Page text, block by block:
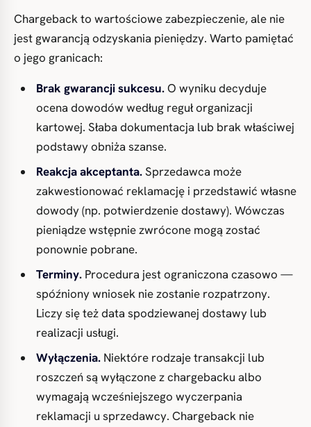
Chargeback to wartościowe zabezpieczenie, ale nie
jest gwarancją odzyskania pieniędzy. Warto pamiętać
o jego granicach:
Brak gwarancji sukcesu.O wyniku decyduje
ocena dowodów według reguł organizacji
kartowej. Słaba dokumentacja lub brak właściwej
podstawy obniża szanse.
Reakcja akceptanta.Sprzedawca może
zakwestionować reklamację i przedstawić własne
dowody (np. potwierdzenie dostawy). Wówczas
pieniądze wstępnie zwrócone mogą zostać
ponownie pobrane.
Terminy. Procedura jest ograniczona czasowo —
spóźniony wniosek nie zostanie rozpatrzony.
Liczy się też data spodziewanej dostawy lub
realizacji usługi.
Wyłączenia. Niektóre rodzaje transakcji lub
roszczeń są wyłączone z chargebacku albo
wymagają wcześniejszego wyczerpania
reklamacji u sprzedawcy. Chargeback nie